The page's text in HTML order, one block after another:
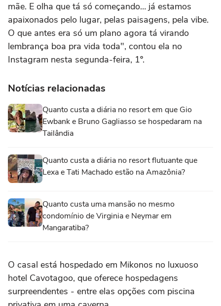
mãe. E olha que tá só começando… já estamos
apaixonados pelo lugar, pelas paisagens, pela vibe.
O que antes era só um plano agora tá virando
lembrança boa pra vida toda", contou ela no
Instagram nesta segunda-feira, 1º.
Notícias relacionadas
Quanto custa a diária no resort em que Gio
Ewbank e Bruno Gagliasso se hospedaram na
Tailândia
Quanto custa a diária no resort flutuante que
Lexa e Tati Machado estão na Amazônia?
Quanto custa uma mansão no mesmo
condomínio de Virginia e Neymar em
Mangaratiba?
O casal está hospedado em Mikonos no luxuoso
hotel Cavotagoo, que oferece hospedagens
surpreendentes - entre elas opções com piscina